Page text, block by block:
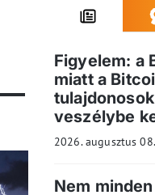
Figyelem: a
miatt a
veszélybe
2026. augusztus 08.
Nem